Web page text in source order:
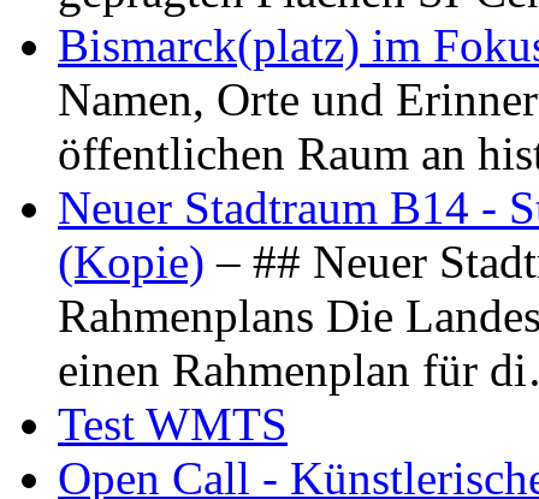
Bismarck(platz) im
Namen, Orte und
öffentlichen Raum an
Neuer Stadtraum B14 -
(Kopie) – ## Neuer
Rahmenplans Die
einen Rahmenplan für
Test WMTS
Open Call -